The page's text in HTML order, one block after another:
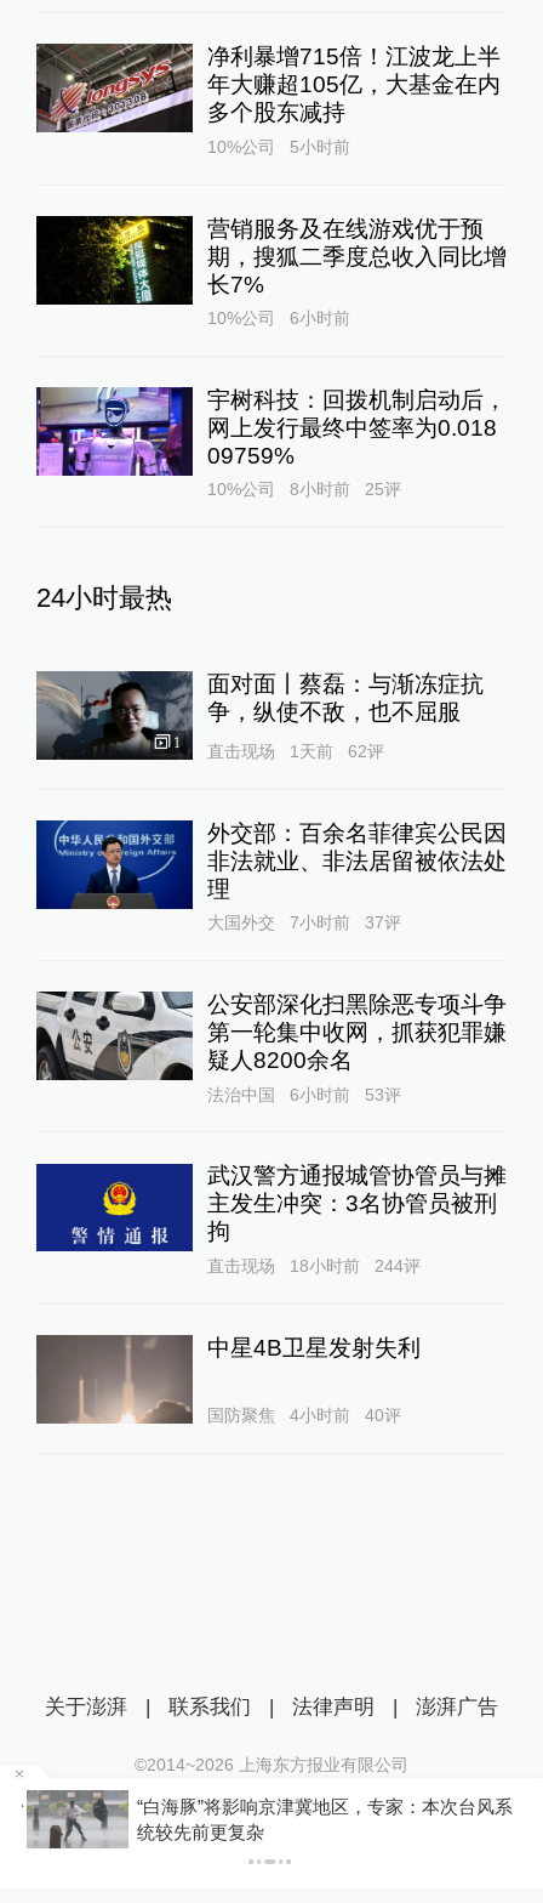
净利暴增715倍！江波龙上半
年大赚超105亿，大基金在内
多个股东减持
10%公司 5小时前
营销服务及在线游戏优于预
期，搜狐二季度总收入同比增
长7%
10%公司 6小时前
宇树科技：回拨机制启动后，
网上发行最终中签率为0.018
09759%
10%公司 8小时前 25评
24小时最热
1
面对面丨蔡磊：与渐冻症抗
争，纵使不敌，也不屈服
直击现场 1天前 62评
外交部：百余名菲律宾公民因
非法就业、非法居留被依法处
理
大国外交 7小时前 37评
公安部深化扫黑除恶专项斗争
第一轮集中收网，抓获犯罪嫌
疑人8200余名
法治中国 6小时前 53评
武汉警方通报城管协管员与摊
主发生冲突：3名协管员被刑
拘
直击现场 18小时前 244评
中星4B卫星发射失利
国防聚焦 4小时前 40评
“白海豚”将影响京津冀地区，专家：本次台风系
统较先前更复杂
关于澎湃 | 联系我们 | 法律声明 | 澎湃广告
©2014~2026 上海东方报业有限公司
沪ICP证：沪B2-20170116 | 沪ICP备14003370号
互联网新闻信息服务许可证：31120170006
沪公网安备 31010602000299号